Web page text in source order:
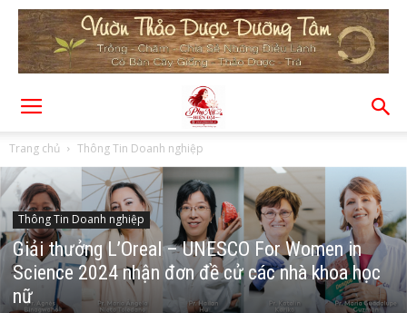
Trang chủ Thông Tin Doanh nghiệp
Thông Tin Doanh nghiệp
Giải thưởng L’Oreal – UNESCO For Women in
Science 2024 nhận đơn đề cử các nhà khoa học
nữ